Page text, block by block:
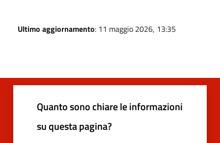
Ultimo aggiornamento: 11 maggio 2026, 13:35
Quanto sono chiare le informazioni
su questa pagina?